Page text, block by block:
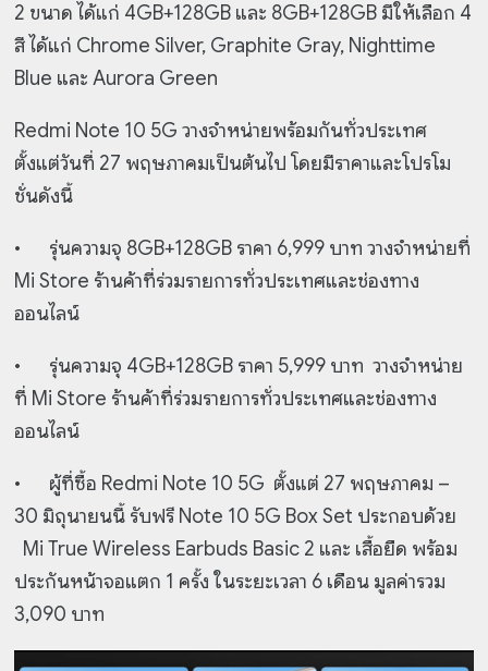
2 ขนาด ได้แก่ 4GB+128GB และ 8GB+128GB มีให้เลือก 4
สี ได้แก่ Chrome Silver, Graphite Gray, Nighttime
Blue และ Aurora Green
Redmi Note 10 5G วางจำหน่ายพร้อมกันทั่วประเทศ
ตั้งแต่วันที่ 27 พฤษภาคมเป็นต้นไป โดยมีราคาและโปรโม
ชั่นดังนี้
•
รุ่นความจุ 8GB+128GB ราคา 6,999 บาท วางจำหน่ายที่
Mi Store ร้านค้าที่ร่วมรายการทั่วประเทศและช่องทาง
ออนไลน์
•
รุ่นความจุ 4GB+128GB ราคา 5,999 บาท วางจำหน่าย
ที่ Mi Store ร้านค้าที่ร่วมรายการทั่วประเทศและช่องทาง
ออนไลน์
•
ผู้ที่ซื้อ Redmi Note 10 5G ตั้งแต่ 27 พฤษภาคม –
30 มิถุนายนนี้ รับฟรี Note 10 5G Box Set ประกอบด้วย
Mi True Wireless Earbuds Basic 2 และ เสื้อยืด พร้อม
ประกันหน้าจอแตก 1 ครั้ง ในระยะเวลา 6 เดือน มูลค่ารวม
3,090 บาท